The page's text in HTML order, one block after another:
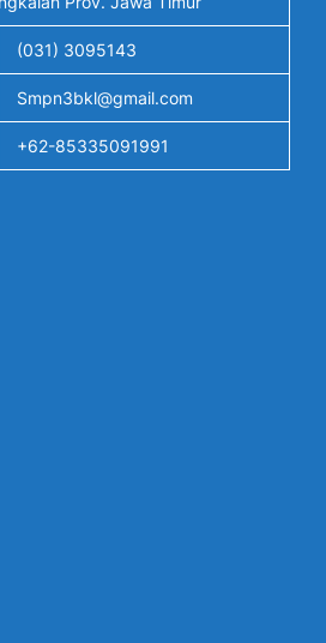
(031) 3095143
Smpn3bkl@gmail.com
+62-85335091991